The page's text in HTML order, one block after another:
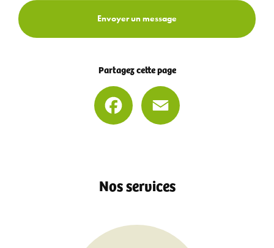
Envoyer un message
Partagez cette page
Facebook
Nos services